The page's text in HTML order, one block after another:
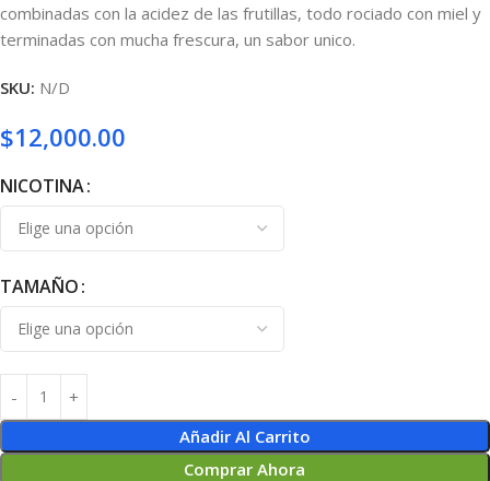
combinadas con la acidez de las frutillas, todo rociado con miel y
terminadas con mucha frescura, un sabor unico.
SKU: N/D
$12,000.00
NICOTINA
TAMAÑO
Añadir Al Carrito
Comprar Ahora